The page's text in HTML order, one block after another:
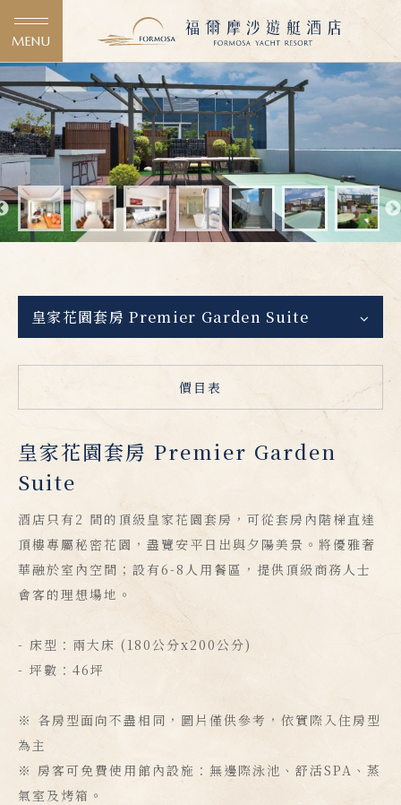
MENU
皇家花園套房 Premier Garden Suite
價目表
皇家花園套房 Premier Garden
Suite
酒店只有2 間的頂級皇家花園套房，可從套房內階梯直達
頂樓專屬秘密花園，盡覽安平日出與夕陽美景。將優雅奢
華融於室內空間；設有6-8人用餐區，提供頂級商務人士
會客的理想場地。
- 床型：兩大床 (180公分x200公分)
- 坪數：46坪
※ 各房型面向不盡相同，圖片僅供參考，依實際入住房型
為主
※ 房客可免費使用館內設施：無邊際泳池、舒活SPA、蒸
氣室及烤箱。